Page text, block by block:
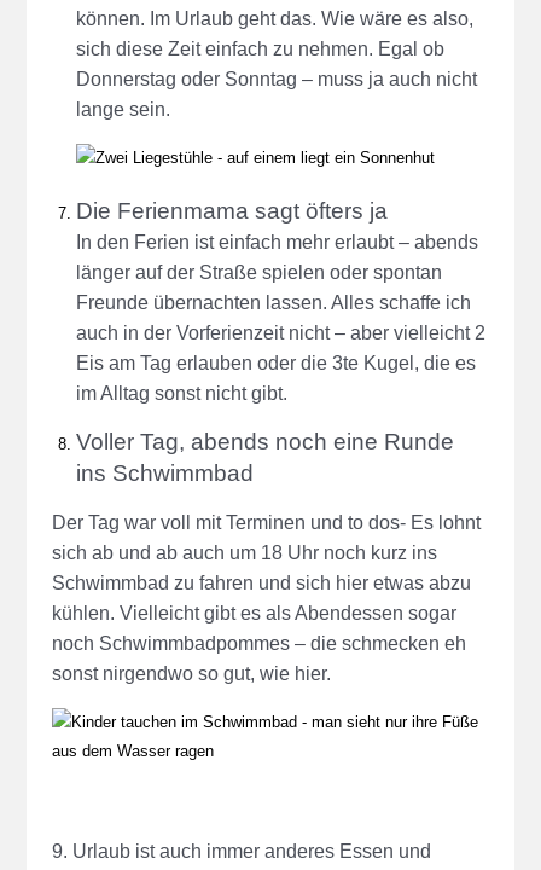
können. Im Urlaub geht das. Wie wäre es also,
sich diese Zeit einfach zu nehmen. Egal ob
Donnerstag oder Sonntag – muss ja auch nicht
lange sein.
Die Ferienmama sagt öfters ja
In den Ferien ist einfach mehr erlaubt – abends
länger auf der Straße spielen oder spontan
Freunde übernachten lassen. Alles schaffe ich
auch in der Vorferienzeit nicht – aber vielleicht 2
Eis am Tag erlauben oder die 3te Kugel, die es
im Alltag sonst nicht gibt.
Voller Tag, abends noch eine Runde
ins Schwimmbad
Der Tag war voll mit Terminen und to dos- Es lohnt
sich ab und ab auch um 18 Uhr noch kurz ins
Schwimmbad zu fahren und sich hier etwas abzu
kühlen. Vielleicht gibt es als Abendessen sogar
noch Schwimmbadpommes – die schmecken eh
sonst nirgendwo so gut, wie hier.
9. Urlaub ist auch immer anderes Essen und